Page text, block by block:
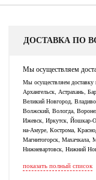
ДОСТАВКА ПО
Мы осуществляем
Мы осуществляем
Архангельск, Астрахань,
Великий Новгород,
Волжский, Вологда,
Ижевск, Иркутск, Йошкар-
на-Амуре, Кострома,
Магнитогорск, Махачкала,
Нижневартовск, Нижний
показать полный список